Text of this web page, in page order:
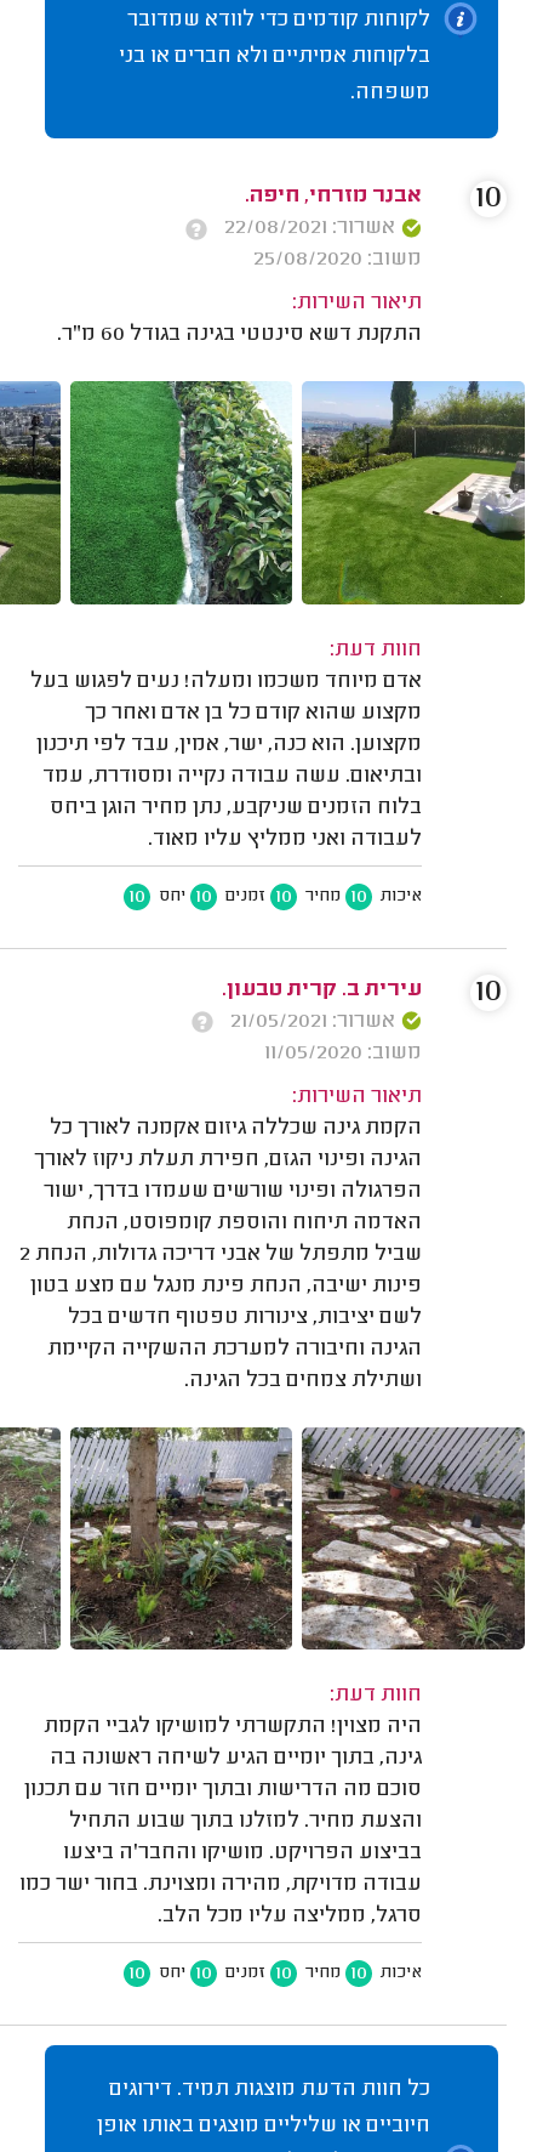
לקוחות קודמים כדי לוודא שמדובר
בלקוחות אמיתיים ולא חברים או בני
משפחה.
אבנר מזרחי, חיפה.
אשרור: 22/08/2021
משוב: 25/08/2020
תיאור השירות:
התקנת דשא סינטטי בגינה בגודל 60 מ"ר.
חוות דעת:
אדם מיוחד משכמו ומעלה! נעים לפגוש בעל
מקצוע שהוא קודם כל בן אדם ואחר כך
מקצוען. הוא כנה, ישר, אמין, עבד לפי תיכנון
ובתיאום. עשה עבודה נקייה ומסודרת, עמד
בלוח הזמנים שניקבע, נתן מחיר הוגן ביחס
לעבודה ואני ממליץ עליו מאוד.
איכות 10 מחיר 10 זמנים 10 יחס 10
10
עירית ב. קרית טבעון.
אשרור: 21/05/2021
משוב: 11/05/2020
תיאור השירות:
הקמת גינה שכללה גיזום אקמנה לאורך כל
הגינה ופינוי הגזם, חפירת תעלת ניקוז לאורך
הפרגולה ופינוי שורשים שעמדו בדרך, ישור
האדמה תיחוח והוספת קומפוסט, הנחת
שביל מתפתל של אבני דריכה גדולות, הנחת 2
פינות ישיבה, הנחת פינת מנגל עם מצע בטון
לשם יציבות, צינורות טפטוף חדשים בכל
הגינה וחיבורה למערכת ההשקייה הקיימת
ושתילת צמחים בכל הגינה.
חוות דעת:
היה מצוין! התקשרתי למושיקו לגביי הקמת
גינה, בתוך יומיים הגיע לשיחה ראשונה בה
סוכם מה הדרישות ובתוך יומיים חזר עם תכנון
והצעת מחיר. למזלנו בתוך שבוע התחיל
בביצוע הפרויקט. מושיקו והחבר'ה ביצעו
עבודה מדויקת, מהירה ומצוינת. בחור ישר כמו
סרגל, ממליצה עליו מכל הלב.
איכות 10 מחיר 10 זמנים 10 יחס 10
10
כל חוות הדעת מוצגות תמיד. דירוגים
חיוביים או שליליים מוצגים באותו אופן